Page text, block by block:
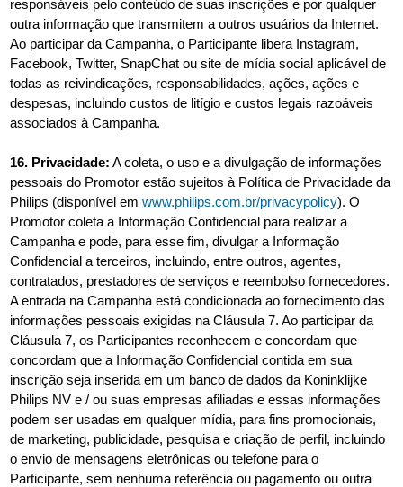
responsáveis ​​pelo conteúdo de suas inscrições e por qualquer
outra informação que transmitem a outros usuários da Internet.
Ao participar da Campanha, o Participante libera Instagram,
Facebook, Twitter, SnapChat ou site de mídia social aplicável de
todas as reivindicações, responsabilidades, ações, ações e
despesas, incluindo custos de litígio e custos legais razoáveis ​​
associados à Campanha.
16. Privacidade: A coleta, o uso e a divulgação de informações
pessoais do Promotor estão sujeitos à Política de Privacidade da
Philips (disponível emwww.philips.com.br/privacypolicy). O
Promotor coleta a Informação Confidencial para realizar a
Campanha e pode, para esse fim, divulgar a Informação
Confidencial a terceiros, incluindo, entre outros, agentes,
contratados, prestadores de serviços e reembolso fornecedores.
A entrada na Campanha está condicionada ao fornecimento das
informações pessoais exigidas na Cláusula 7. Ao participar da
Cláusula 7, os Participantes reconhecem e concordam que
concordam que a Informação Confidencial contida em sua
inscrição seja inserida em um banco de dados da Koninklijke
Philips NV e / ou suas empresas afiliadas e essas informações
podem ser usadas em qualquer mídia, para fins promocionais,
de marketing, publicidade, pesquisa e criação de perfil, incluindo
o envio de mensagens eletrônicas ou telefone para o
Participante, sem nenhuma referência ou pagamento ou outra